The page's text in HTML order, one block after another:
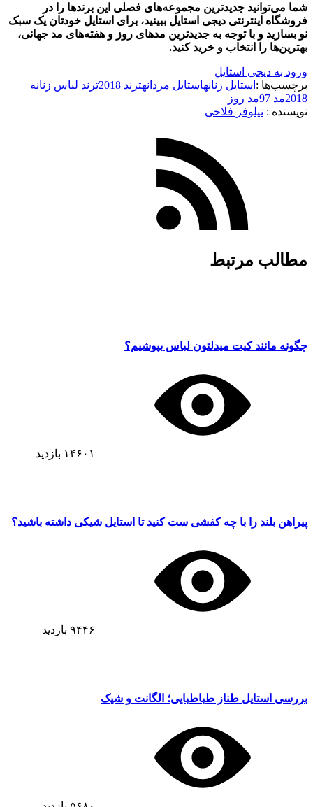
شما می‌توانید جدیدترین مجموعه‌های فصلی این برندها را در
فروشگاه اینترنتی دیجی استایل ببینید، برای استایل خودتان یک سبک
نو بسازید و با توجه به جدیدترین مدهای روز و هفته‌های مد جهانی،
بهترین‌ها را انتخاب و خرید کنید.
ورود به دیجی استایل
برچسب‌ها : استایل زنانهاستایل مردانهترند 2018
ترند لباس زنانه
2018مد 97
مد روز
نویسنده :‌ نیلوفر فلاحی
مطالب مرتبط
چگونه مانند کیت میدلتون لباس بپوشیم؟
۱۴۶۰۱ بازدید
پیراهن بلند را با چه کفشی ست کنید تا استایل شیکی داشته باشید؟
۹۴۴۶ بازدید
بررسی استایل طناز طباطبایی؛ الگانت و شیک